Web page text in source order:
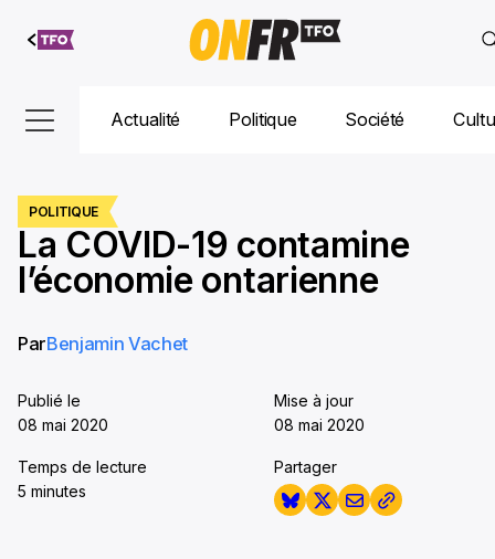
Aller au
contenu
Actualité Politique Société
POLITIQUE
La COVID-19 contamine
l’économie ontarienne
ParBenjamin Vachet
Publié le
08 mai 2020
Mise à jour
08 mai 2020
Temps de lecture
5 minutes
Partager